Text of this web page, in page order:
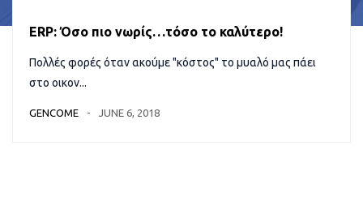
ERP: Όσο πιο νωρίς…τόσο το καλύτερο!
Πολλές φορές όταν ακούμε "κόστος" το μυαλό μας πάει
στο οικον...
GENCOME JUNE 6, 2018